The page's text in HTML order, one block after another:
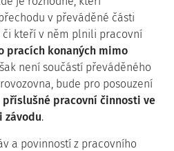
v převáděné části
či kteří v něm plnili pracovní
pracích konaných mimo
není součástí převáděného
bude pro posouzení
příslušné pracovní činnosti ve
závodu.
a povinností z pracovního